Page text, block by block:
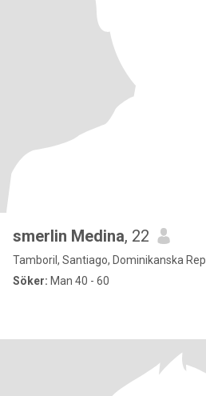
smerlin Medina, 22
Tamboril, Santiago, Dominikanska Rep.
Söker: Man 40 - 60